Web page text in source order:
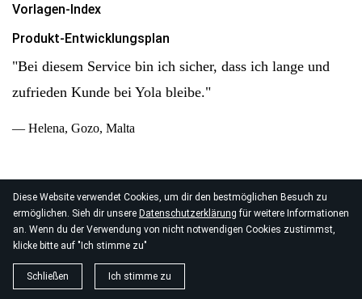
Diese Website verwendet Cookies, um dir den bestmöglichen Besuch zu
ermöglichen. Sieh dir unsere Datenschutzerklärung für weitere Informationen
an. Wenn du der Verwendung von nicht notwendigen Cookies zustimmst,
klicke bitte auf "Ich stimme zu"
Schließen Ich stimme zu
Vorlagen-Index
Produkt-Entwicklungsplan
"Bei diesem Service bin ich sicher, dass ich lange und
zufrieden Kunde bei Yola bleibe."
— Helena, Gozo, Malta
© 2026
Yola Inc. Alle Rechte vorbehalten.
Datenverarbeitung